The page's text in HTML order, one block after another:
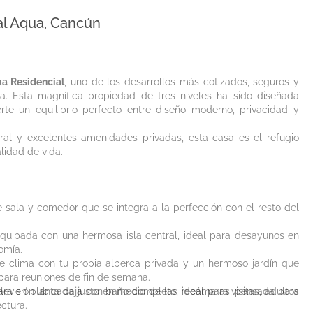
Aqua, Cancún
Residencial, uno de los desarrollos más cotizados, seguros y
Esta magnífica propiedad de tres niveles ha sido diseñada
un equilibrio perfecto entre diseño moderno, privacidad y
y excelentes amenidades privadas, esta casa es el refugio
de vida.
sala y comedor que se integra a la perfección con el resto del
con una hermosa isla central, ideal para desayunos en
clima con tu propia alberca privada y un hermoso jardín que
reuniones de fin de semana.
en planta baja con baño completo, ideal para visitas, adultos
ubicada justo en medio de las recámaras, pensada para